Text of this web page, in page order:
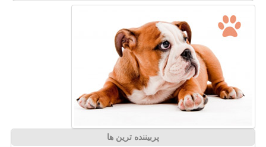
پربیننده ترین ها